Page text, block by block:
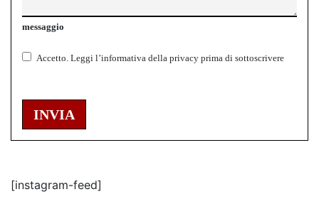
messaggio
Accetto. Leggi l’informativa della privacy prima di sottoscrivere
INVIA
[instagram-feed]